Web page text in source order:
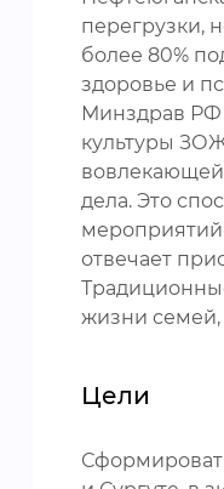
перегрузки,
более 80%
здоровье и
Минздрав РФ
культуры
дела. Это
мероприятий
отвечает
жизни семей,
Цели